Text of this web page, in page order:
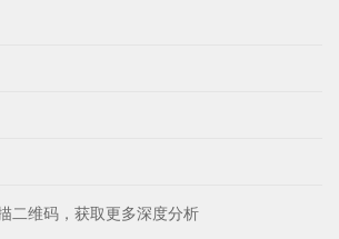
二维码，获取更多深度分析